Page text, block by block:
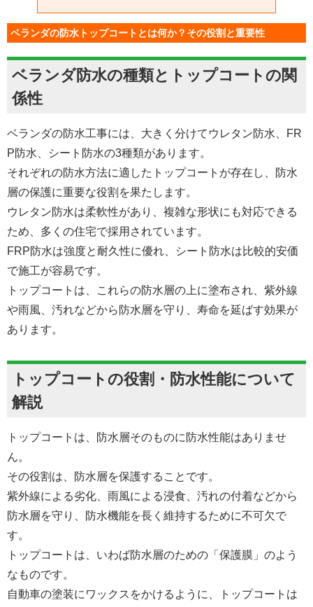
ベランダの防水トップコートとは何か？その役割と重要性
ベランダ防水の種類とトップコートの関
係性
ベランダの防水工事には、大きく分けてウレタン防水、FR
P防水、シート防水の3種類があります。
それぞれの防水方法に適したトップコートが存在し、防水
層の保護に重要な役割を果たします。
ウレタン防水は柔軟性があり、複雑な形状にも対応できる
ため、多くの住宅で採用されています。
FRP防水は強度と耐久性に優れ、シート防水は比較的安価
で施工が容易です。
トップコートは、これらの防水層の上に塗布され、紫外線
や雨風、汚れなどから防水層を守り、寿命を延ばす効果が
あります。
トップコートの役割・防水性能について
解説
トップコートは、防水層そのものに防水性能はありませ
ん。
その役割は、防水層を保護することです。
紫外線による劣化、雨風による浸食、汚れの付着などから
防水層を守り、防水機能を長く維持するために不可欠で
す。
トップコートは、いわば防水層のための「保護膜」のよう
なものです。
自動車の塗装にワックスをかけるように、トップコートは